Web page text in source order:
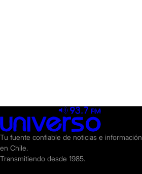
Tu fuente confiable de noticias e información
en Chile.
Transmitiendo desde 1985.